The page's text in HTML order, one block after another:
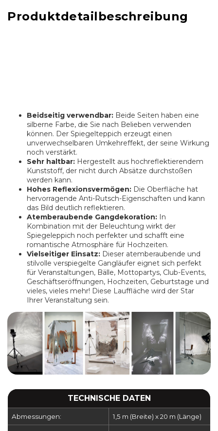
Produktdetailbeschreibung
Beidseitig verwendbar: Beide Seiten haben eine
silberne Farbe, die Sie nach Belieben verwenden
können. Der Spiegelteppich erzeugt einen
unverwechselbaren Umkehreffekt, der seine Wirkung
noch verstärkt.
Sehr haltbar: Hergestellt aus hochreflektierendem
Kunststoff, der nicht durch Absätze durchstoßen
werden kann.
Hohes Reflexionsvermögen: Die Oberfläche hat
hervorragende Anti-Rutsch-Eigenschaften und kann
das Bild deutlich reflektieren.
Atemberaubende Gangdekoration: In
Kombination mit der Beleuchtung wirkt der
Spiegeleppich noch perfekter und schafft eine
romantische Atmosphäre für Hochzeiten.
Vielseitiger Einsatz: Dieser atemberaubende und
stilvolle verspiegelte Gangläufer eignet sich perfekt
für Veranstaltungen, Bälle, Mottopartys, Club-Events,
Geschäftseröffnungen, Hochzeiten, Geburtstage und
vieles, vieles mehr! Diese Lauffläche wird der Star
Ihrer Veranstaltung sein.
TECHNISCHE DATEN
Abmessungen: 1,5 m (Breite) x 20 m (Länge)